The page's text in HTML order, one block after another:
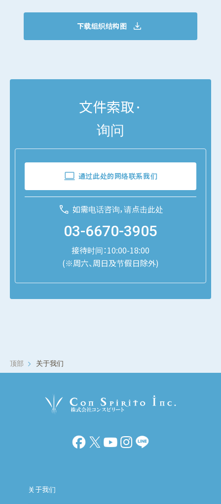
下载组织结构图
文件索取·
询问
通过此处的网络联系我们
如需电话咨询，请点击此处
03-6670-3905
接待时间：10:00-18:00
(※周六、周日及节假日除外)
顶部 关于我们
关于我们